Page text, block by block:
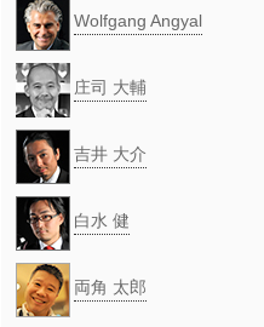
Wolfgang Angyal
庄司 大輔
吉井 大介
白水 健
両角 太郎